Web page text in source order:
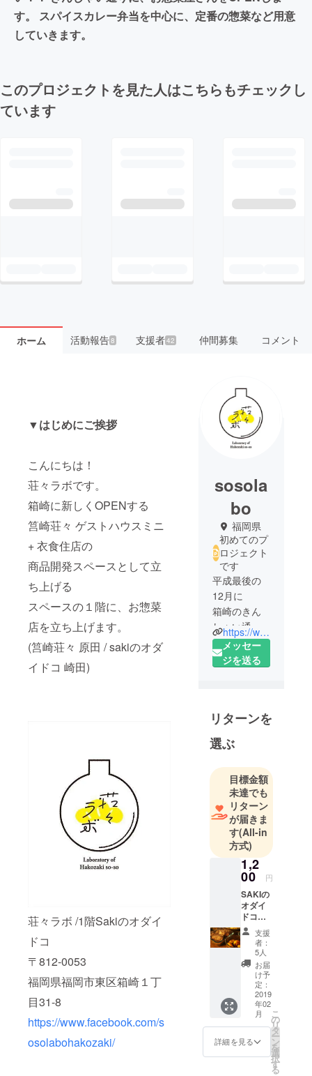
す。 スパイスカレー弁当を中心に、定番の惣菜など用意
していきます。
このプロジェクトを見た人はこちらもチェックし
ています
ホーム 活動報告8 支援者42 仲間募集 コメント
▼はじめにご挨拶
こんにちは！
荘々ラボです。
箱崎に新しくOPENする
筥崎荘々 ゲストハウスミニ
+ 衣食住店の
商品開発スペースとして立
ち上げる
スペースの１階に、お惣菜
店を立ち上げます。
(筥崎荘々 原田 / sakiのオダ
イドコ 崎田)
荘々ラボ /1階Sakiのオダイ
ドコ
〒812-0053
福岡県福岡市東区箱崎１丁
目31-8
https://www.facebook.com/s
osolabohakozaki/
sosola
bo
福岡県
初めてのプ
ロジェクト
です
平成最後の
12月に
箱崎のきん
しゃい通り
に
OPENする予
１階は、お
惣菜屋 SAKI
のオダイド
コ
２階は、
荘々ラボ (料
理教室や、
ワーク
ショップを
開催してい
きます)
食をテーマ
商品開発し
ていきたい
思っていま
す。
https://www.facebook.com/sosolabohakozaki/
メッセー
ジを送る
リターンを
選ぶ
目標金額
未達でも
リターン
が届きま
す(All-in
方式)
1,2
00 円
SAKIの
オダイ
ドコの
お惣菜
セット
日替わ
りのお
惣菜の
セット
を 店頭
にて、
お渡し
しま
す。 (写
真は、
ある日
支援
者：
5人
お届
け予
定：
2019
年02
月
詳細を見る
こ
の
リ
タ
ー
ン
を
選
択
す
る